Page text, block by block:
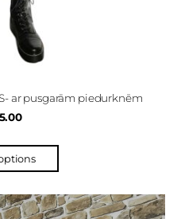
ar pusgarām piedurknēm